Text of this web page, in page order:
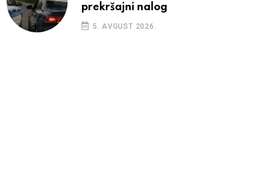
prekršajni nalog
5. AVGUST 2026.